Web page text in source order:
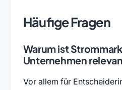
Häufige Fragen
Warum ist
Unternehmen
Vor allem für